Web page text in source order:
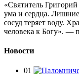
«Святитель
ума и сердца.
сосуд теряет воду.
человека к Богу». —
Новости
01